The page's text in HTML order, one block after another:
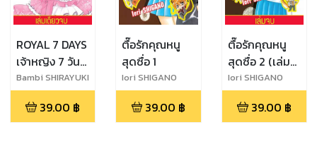
ROYAL 7 DAYS
เจ้าหญิง 7 วัน
(เล่มเดียวจบ)
Bambi SHIRAYUKI
39.00 ฿
ตื๊อรักคุณหนู
สุดซื่อ 1
Iori SHIGANO
39.00 ฿
ตื๊อรักคุณหนู
สุดซื่อ 2 (เล่ม
จบ)
Iori SHIGANO
39.00 ฿